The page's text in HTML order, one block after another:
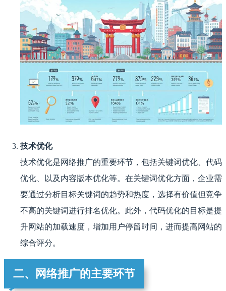
技术优化
技术优化是网络推广的重要环节，包括关键词优化、代码
优化、以及内容版本优化等。在关键词优化方面，企业需
要通过分析目标关键词的趋势和热度，选择有价值但竞争
不高的关键词进行排名优化。此外，代码优化的目标是提
升网站的加载速度，增加用户停留时间，进而提高网站的
综合评分。
二、网络推广的主要环节